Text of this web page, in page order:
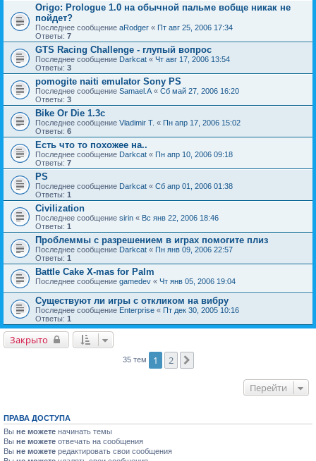
Origo: Prologue 1.0 на обычной пальме вобще никак не
пойдет?
Последнее сообщение aRodger « Пт авг 25, 2006 17:34
Ответы: 7
GTS Racing Challenge - глупый вопрос
Последнее сообщение Darkcat « Чт авг 17, 2006 13:54
Ответы: 3
pomogite naiti emulator Sony PS
Последнее сообщение Samael.A « Сб май 27, 2006 16:20
Ответы: 3
Bike Or Die 1.3c
Последнее сообщение Vladimir T. « Пн апр 17, 2006 15:02
Ответы: 6
Есть что то похожее на..
Последнее сообщение Darkcat « Пн апр 10, 2006 09:18
Ответы: 7
PS
Последнее сообщение Darkcat « Сб апр 01, 2006 01:38
Ответы: 1
Civilization
Последнее сообщение sirin « Вс янв 22, 2006 18:46
Ответы: 1
Проблеммы с разрешением в играх помогите плиз
Последнее сообщение Darkcat « Пн янв 09, 2006 22:57
Ответы: 1
Battle Cake X-mas for Palm
Последнее сообщение gamedev « Чт янв 05, 2006 19:04
Существуют ли игры с откликом на вибру
Последнее сообщение Enterprise « Пт дек 30, 2005 10:16
Ответы: 1
Закрыто
35 тем 1 2
Перейти
ПРАВА ДОСТУПА
Вы не можете начинать темы
Вы не можете отвечать на сообщения
Вы не можете редактировать свои сообщения